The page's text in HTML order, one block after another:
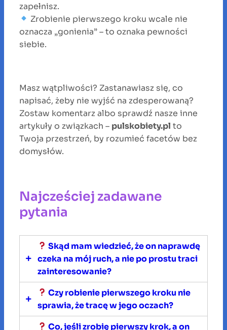
zapełnisz.
Zrobienie pierwszego kroku wcale nie
oznacza „gonienia” – to oznaka pewności
siebie.
Masz wątpliwości? Zastanawiasz się, co
napisać, żeby nie wyjść na zdesperowaną?
Zostaw komentarz albo sprawdź nasze inne
artykuły o związkach – pulskobiety.pl to
Twoja przestrzeń, by rozumieć facetów bez
domysłów.
Najcześciej zadawane
pytania
Skąd mam wiedzieć, że on naprawdę
czeka na mój ruch, a nie po prostu traci
zainteresowanie?
To zależy od kontekstu. Jeśli facet
wciąż inicjuje kontakt, reaguje na Twoje
posty, zadaje pytania lub zostaje w
Czy robienie pierwszego kroku nie
sprawia, że tracę w jego oczach?
Co, jeśli zrobię pierwszy krok, a on